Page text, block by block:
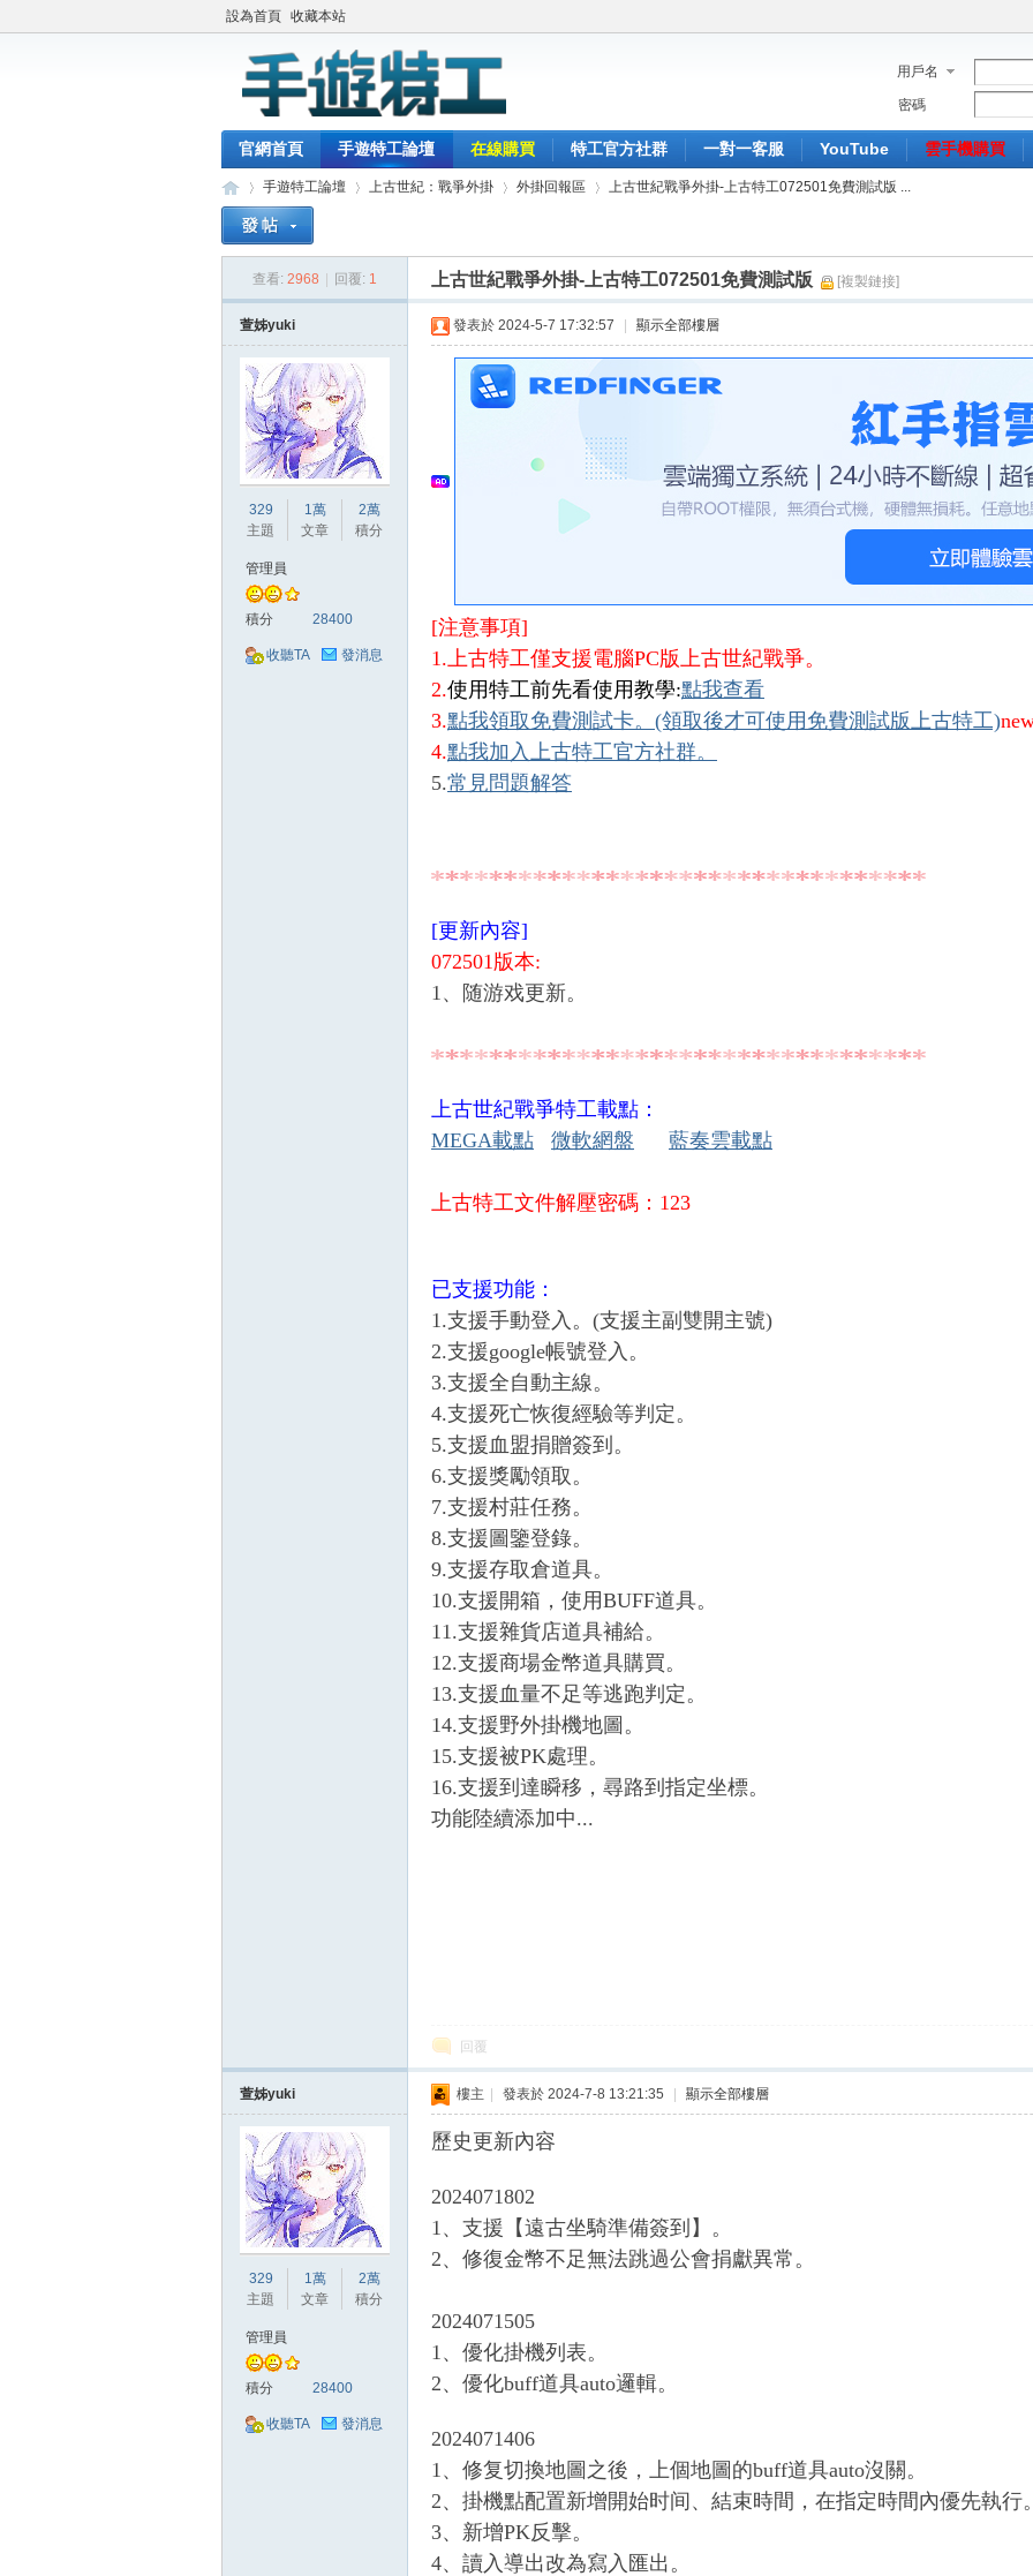
設為首頁 收藏本站
用戶名
密碼
官網首頁 手遊特工論壇 在線購買 特工官方社群 一對一客服 YouTube 雲手機購買
手遊特工論壇
›
上古世紀：戰爭外掛
›
外掛回報區
›
上古世紀戰爭外掛-上古特工072501免費測試版 ...
查看: 2968 回覆: 1 上古世紀戰爭外掛-上古特工072501免費測試版 [複製鏈接]
萱姊yuki
329
主題
1萬
文章
2萬
積分
管理員
積分 28400
收聽TA 發消息
發表於 2024-5-7 17:32:57 顯示全部樓層
[注意事項]
1.上古特工僅支援電腦PC版上古世紀戰爭。
2.使用特工前先看使用教學:點我查看
3.點我領取免費測試卡。(領取後才可使用免費測試版上古特工)
4.點我加入上古特工官方社群。
5.常見問題解答
[更新內容]
072501版本:
1、随游戏更新。
上古世紀戰爭特工載點：
MEGA載點
微軟網盤 藍奏雲載點
上古特工文件解壓密碼：123
已支援功能：
1.支援手動登入。(支援主副雙開主號)
2.支援google帳號登入。
3.支援全自動主線。
4.支援死亡恢復經驗等判定。
5.支援血盟捐贈簽到。
6.支援獎勵領取。
7.支援村莊任務。
8.支援圖鑒登錄。
9.支援存取倉道具。
10.支援開箱，使用BUFF道具。
11.支援雜貨店道具補給。
12.支援商場金幣道具購買。
13.支援血量不足等逃跑判定。
14.支援野外掛機地圖。
15.支援被PK處理。
16.支援到達瞬移，尋路到指定坐標。
功能陸續添加中...
回覆
萱姊yuki
329
主題
1萬
文章
2萬
積分
管理員
積分 28400
收聽TA 發消息
樓主 發表於 2024-7-8 13:21:35 顯示全部樓層
歷史更新內容
2024071802
1、支援【遠古坐騎準備簽到】。
2、修復金幣不足無法跳過公會捐獻異常。
2024071505
1、優化掛機列表。
2、優化buff道具auto邏輯。
2024071406
1、修复切換地圖之後，上個地圖的buff道具auto沒關。
2、掛機點配置新增開始时间、結束時間，在指定時間內優先執行
3、新增PK反擊。
4、讀入導出改為寫入匯出。